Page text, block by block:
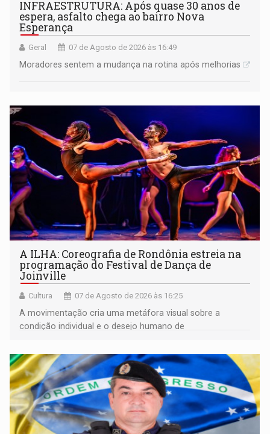
INFRAESTRUTURA: Após quase 30 anos de
espera, asfalto chega ao bairro Nova
Esperança
Geral 07 de Agosto de 2026 às 16:49
Moradores sentem a mudança na rotina após melhorias
A ILHA: Coreografia de Rondônia estreia na
programação do Festival de Dança de
Joinville
Cultura 07 de Agosto de 2026 às 16:25
A movimentação cria uma metáfora visual sobre a
condição individual e o desejo humano de